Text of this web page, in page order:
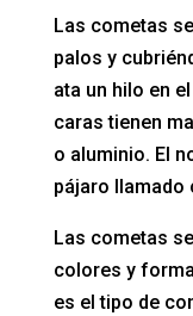
Las cometas
palos y
ata un hilo en
caras tienen
o aluminio. El
pájaro llamado
Las cometas
colores y
es el tipo de